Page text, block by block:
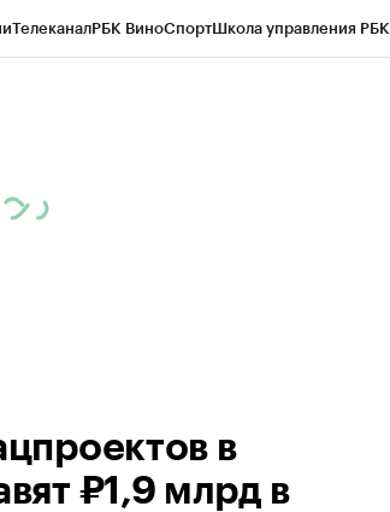
ТелеканалРБК ВиноСпортШкола управления РБК
в
₽1,9 млрд в